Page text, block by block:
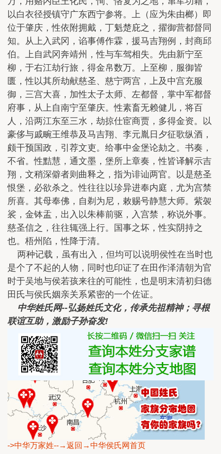
以白衣径授镇守广东西宁参将。上（应为朱由榔）即
位于肇庆，性依附拥戴，丁魁楚庇之，擢御营都督同
知。从上入武冈，谄事傅作霖，援马吉翔例，封商邱
伯。上自武冈奔靖州，性与车驾相失。先由新宁至
柳，于右江劫行旅，得金帛数万。上至柳，服御皆
匮，性以其所劫献慈圣、慈宁两宫，上及中宫充服
御，三宫大喜，加性太子太师、左都督，掌中军都督
府事，从上自南宁至肇庆。性素畜无赖健儿，将百
人，沿两江东至三水，劫掠仕宦商贾，多得金资。以
豪侈与戚畹王维恭及马吉翔、李元胤日夕征歌纵酒，
颇干预国政，引荐文吏。给事中金堡论劾之。书奏，
不省。性黠慧，通文墨，堡所上章奏，性皆译解示吉
翔，文稍深僻者则曲释之，指为诽讪两官。以是慈圣
恨堡，必欲杀之。性往往以珍异进奉内庭，尤为宫禁
所喜。其母奉佛，自剃为尼，敕赐号静慧大师。紫袈
裟，金钵盂，出入以朱棒前驱，入宫禁，称说外事。
慈圣信之，往往辄强上行。国事之坏，性实阴持之
也。梧州陷，性降于清。
两种记载，虽有出入，但均可以说明侯性在当时也
是个了不起的人物，同时也印证了在田作泽清朝为官
时于吴地与侯若孩来往的可能性，也是明末清初归德
田氏与侯氏姻亲关系紧密的一个佐证。
中华姓氏网--弘扬姓氏文化，传承先祖精神；寻根
联谊互助，激励子孙奋发!
->中华万家姓--→返回→中华侯氏网首页